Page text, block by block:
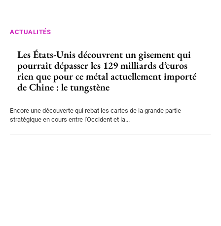
ACTUALITÉS
Les États-Unis découvrent un gisement qui
pourrait dépasser les 129 milliards d’euros
rien que pour ce métal actuellement importé
de Chine : le tungstène
Encore une découverte qui rebat les cartes de la grande partie
stratégique en cours entre l'Occident et la...